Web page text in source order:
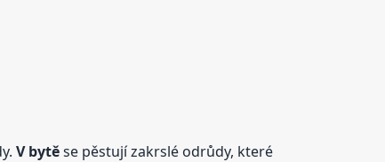
V bytěse pěstují zakrslé odrůdy, které